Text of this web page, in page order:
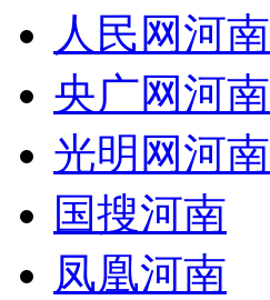
人民网河南
央广网河南
光明网河南
国搜河南
凤凰河南